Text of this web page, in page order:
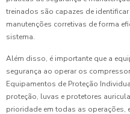
treinados são capazes de
manutenções corretivas de forma
sistema.
Além disso, é importante que a
segurança ao operar os
Equipamentos de Proteção
proteção, luvas e protetores
prioridade em todas as operações,